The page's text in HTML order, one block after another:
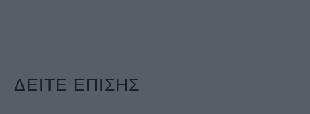
ΔΕΙΤΕ ΕΠΙΣΗΣ